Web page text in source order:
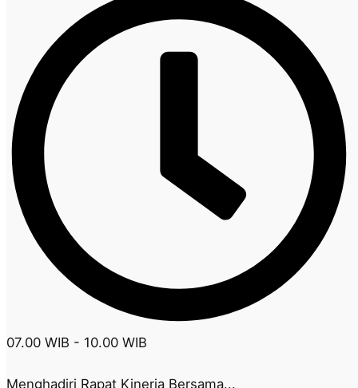
07.00 WIB - 10.00 WIB
Menghadiri Rapat Kinerja Bersama...